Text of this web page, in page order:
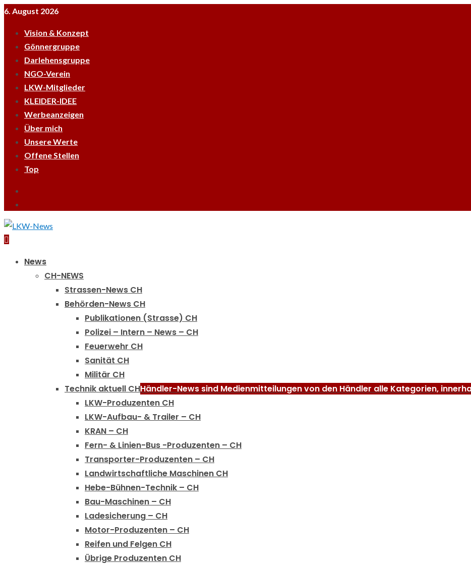
Skip
content
6. August 2026
Vision & Konzept
Gönnergruppe
Darlehensgruppe
NGO-Verein
LKW-Mitglieder
KLEIDER-IDEE
Werbeanzeigen
Über mich
Unsere Werte
Offene Stellen
Top
News
CH-NEWS
Strassen-News CH
Behörden-News CH
Publikationen (Strasse) CH
Polizei – Intern – News – CH
Feuerwehr CH
Sanität CH
Militär CH
Technik aktuell CHHändler-News sind Medienmitteilungen von den Händler alle Kategorien,
LKW-Produzenten CH
LKW-Aufbau- & Trailer – CH
KRAN – CH
Fern- & Linien-Bus -Produzenten – CH
Transporter-Produzenten – CH
Landwirtschaftliche Maschinen CH
Hebe-Bühnen-Technik – CH
Bau-Maschinen – CH
Ladesicherung – CH
Motor-Produzenten – CH
Reifen und Felgen CH
Übrige Produzenten CH